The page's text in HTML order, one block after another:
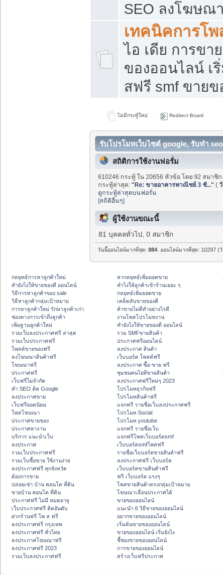
SEO ลงโฆษณ
เทคนิคการโ
ไอ เดีย การขา
ของออนไลน์ เ
สฟรี smf ขาย
ไม่มีกระทู้ใหม่ Redirect Board
รับโปรโมทเว็บไซต์ google, รับทำ
สถิติการใช้งานฟอรั่ม
610246 กระทู้ ใน 20656 หัวข้อ โดย 92 สมาชิ
กระทู้ล่าสุด:"Re: ขายอาคารพาณิชย์ 3 ชั..." (
ดูกระทู้ล่าสุดบนฟอรั่ม
[สถิติอื่นๆ]
ผู้ใช้งานขณะนี้
81 บุคคลทั่วไป, 0 สมาชิก
วันนี้ออนไลน์มากที่สุด:884 . ออนไลน์มากที่สุด: 10297
กลยุทธ์การหาลูกค้าใหม่
ทํายังไงให้ขายของดี ออนไลน์
วิธีการหาลูกค้าของ sale
วิธีหาลูกค้ากลุ่มเป้าหมาย
การหาลูกค้าใหม่ รักษาลูกค้าเก่า
ช่องทางการเข้าถึงลูกค้า
เพิ่มฐานลูกค้าใหม่
รวมเว็บลงประกาศฟรี ล่าสุด
รวมเว็บประกาศฟรี
โพสต์ขายของฟรี
ลงโฆษณาสินค้าฟรี
โฆษณาฟรี
ประกาศฟรี
เว็บฟรีไม่จำกัด
ทำ SEO ติด Google
ลงประกาศขาย
เว็บฟรียอดนิยม
โพสโฆษณา
ประกาศขายของ
ประกาศหางาน
บริการ แนะนำเว็บ
ลงประกาศ
รวมเว็บประกาศฟรี
รวมเว็บซื้อขาย ใช้งานง่าย
ลงประกาศฟรี ทุกจังหวัด
ต้องการขาย
ปล่อยเช่า บ้าน คอนโด ที่ดิน
ขายบ้าน คอนโด ที่ดิน
ประกาศฟรี ไม่มี หมดอายุ
เว็บประกาศฟรี ติดอันดับ
ฝากร้านฟรี โพ ส ฟรี
ลงประกาศฟรี กรุงเทพ
ลงประกาศฟรี ทั่วไทย
ลงประกาศโฆษณาฟรี
ลงประกาศฟรี 2023
รวมเว็บลงประกาศฟรี
หากลยุทธ์เพิ่มยอดขาย
ทําไงให้ลูกค้าเข้าร้านเยอะ ๆ
กลยุทธ์เพิ่มยอดขาย
เคล็ดลับขายของดี
ค้าขายไม่ดีทำอย่างไรดี
งานโพสโปรโมทงาน
ทํายังไงให้ขายของดี ออนไลน์
รวม SMFขายสินค้า
ประกาศฟรีออนไลน์
ลงประกาศ สินค้า
เว็บบอร์ด โพสต์ฟรี
ลงประกาศ ซื้อ-ขาย ฟรี
ชุมชนคนไอทีขายสินค้า
ลงประกาศฟรีใหม่ๆ 2023
โปรโมทธุรกิจฟรี
โปรโมทสินค้าฟรี
แจกฟรี รายชื่อเว็บลงประกาศฟรี
โปรโมท Social
โปรโมท youtube
แจกฟรี รายชื่อเว็บ
แจกฟรีโพสเว็บบอร์ดsmf
เว็บบอร์ดsmfโพสฟรี
รายชื่อเว็บบอร์ดขายสินค้าฟรี
ลงประกาศฟรี เว็บบอร์ด
เว็บบอร์ดขายสินค้าฟรี
ฟรี เว็บบอร์ด แรงๆ
โพสขายสินค้าตรงกลุ่มเป้าหมาย
โฆษณาเลื่อนประกาศได้
ขายของออนไลน์
แนะนำ 6 วิธีขายของออนไลน์
อยากขายของออนไลน์
เริ่มต้นขายของออนไลน์
ขายของออนไลน์ เริ่มยังไง
ชี้ช่องขายของออนไลน์
การขายของออนไลน์
สร้างเว็บฟรีประกาศ